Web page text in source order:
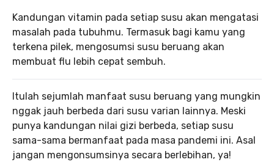
Kandungan vitamin pada setiap susu akan mengatasi
masalah pada tubuhmu. Termasuk bagi kamu yang
terkena pilek, mengosumsi susu beruang akan
membuat flu lebih cepat sembuh.
Itulah sejumlah manfaat susu beruang yang mungkin
nggak jauh berbeda dari susu varian lainnya. Meski
punya kandungan nilai gizi berbeda, setiap susu
sama-sama bermanfaat pada masa pandemi ini. Asal
jangan mengonsumsinya secara berlebihan, ya!